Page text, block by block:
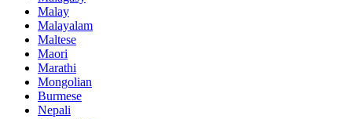
Malay
Malayalam
Maltese
Maori
Marathi
Mongolian
Burmese
Nepali